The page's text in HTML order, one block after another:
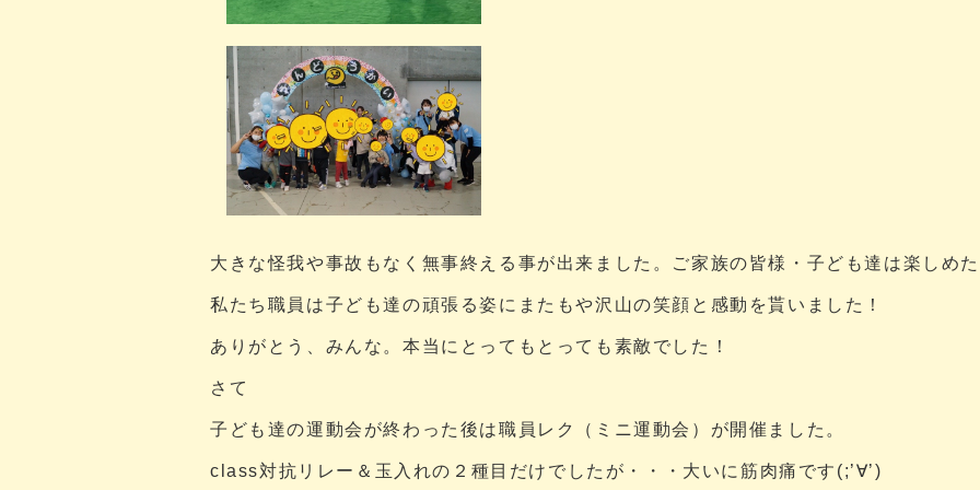
大きな怪我や事故もなく無事終える事が出来ました。ご家族の皆様・子ども達は楽しめた
私たち職員は子ども達の頑張る姿にまたもや沢山の笑顔と感動を貰いました！
ありがとう、みんな。本当にとってもとっても素敵でした！
さて
子ども達の運動会が終わった後は職員レク（ミニ運動会）が開催ました。
class対抗リレー＆玉入れの２種目だけでしたが・・・大いに筋肉痛です(;’∀’)